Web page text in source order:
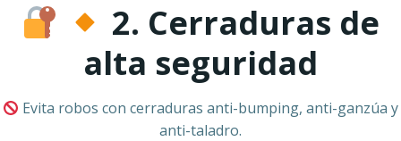
2. Cerraduras de
alta seguridad
Evita robos con cerraduras anti-bumping, anti-ganzúa y
anti-taladro.